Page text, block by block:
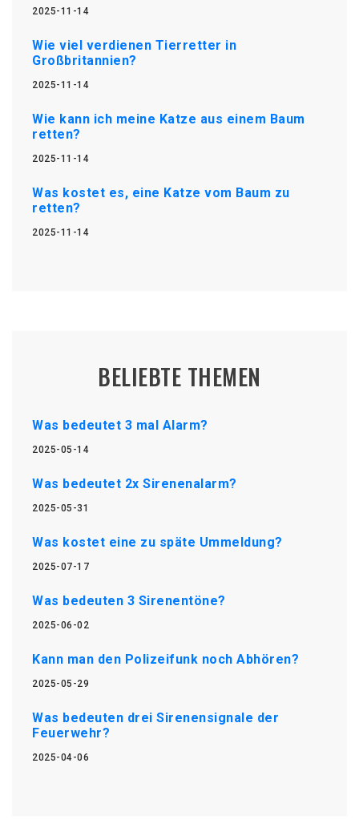
2025-11-14
Wie viel verdienen Tierretter in
Großbritannien?
2025-11-14
Wie kann ich meine Katze aus einem Baum
retten?
2025-11-14
Was kostet es, eine Katze vom Baum zu
retten?
2025-11-14
BELIEBTE THEMEN
Was bedeutet 3 mal Alarm?
2025-05-14
Was bedeutet 2x Sirenenalarm?
2025-05-31
Was kostet eine zu späte Ummeldung?
2025-07-17
Was bedeuten 3 Sirenentöne?
2025-06-02
Kann man den Polizeifunk noch Abhören?
2025-05-29
Was bedeuten drei Sirenensignale der
Feuerwehr?
2025-04-06